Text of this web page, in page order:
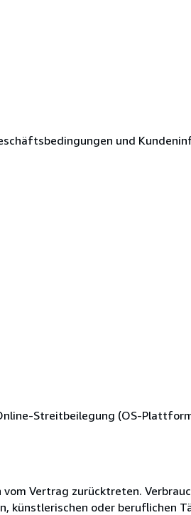
und
Streitbeilegung (OS-
Vertrag zurücktreten.
künstlerischen oder beruflichen